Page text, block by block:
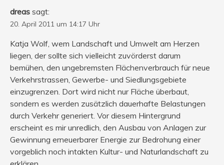
dreas sagt:
20. April 2011 um 14:17 Uhr
Katja Wolf, wem Landschaft und Umwelt am Herzen
liegen, der sollte sich vielleicht zuvörderst darum
bemühen, den ungebremsten Flächenverbrauch für neue
Verkehrstrassen, Gewerbe- und Siedlungsgebiete
einzugrenzen. Dort wird nicht nur Fläche überbaut,
sondern es werden zusätzlich dauerhafte Belastungen
durch Verkehr generiert. Vor diesem Hintergrund
erscheint es mir unredlich, den Ausbau von Anlagen zur
Gewinnung erneuerbarer Energie zur Bedrohung einer
vorgeblich noch intakten Kultur- und Naturlandschaft zu